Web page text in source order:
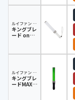
ルイファン ジャパン(Ruifan Japan)
キングブレ
ード one1
ルイファン ジャパン(Ruifan Japan)
キングブレ
ードMAX2